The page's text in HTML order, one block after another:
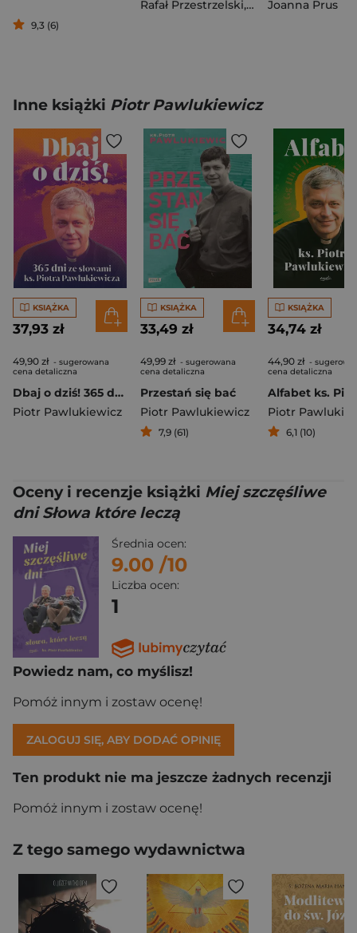
9,3 (6)
Rafał Przestrzelski, Bogumił
Joanna Prus
Inne książki Piotr Pawlukiewicz
KSIĄŻKA
37,93 zł
49,90 zł - sugerowana
cena detaliczna
Dbaj o dziś! 365 dni ze słowami ks. Piotra Pawlukiewicza wyd. 2025
Piotr Pawlukiewicz
KSIĄŻKA
33,49 zł
49,99 zł - sugerowana
cena detaliczna
Przestań się bać
Piotr Pawlukiewicz
7,9 (61)
KSIĄŻKA
34,74 zł
44,90 zł -
cena detaliczna
Piotr
6,1 (10)
Oceny i recenzje książki Miej szczęśliwe
dni Słowa które leczą
Średnia ocen:
9.00 /10
Liczba ocen:
1
Powiedz nam, co myślisz!
Pomóż innym i zostaw ocenę!
ZALOGUJ SIĘ, ABY DODAĆ OPINIĘ
Ten produkt nie ma jeszcze żadnych recenzji
Pomóż innym i zostaw ocenę!
Z tego samego wydawnictwa